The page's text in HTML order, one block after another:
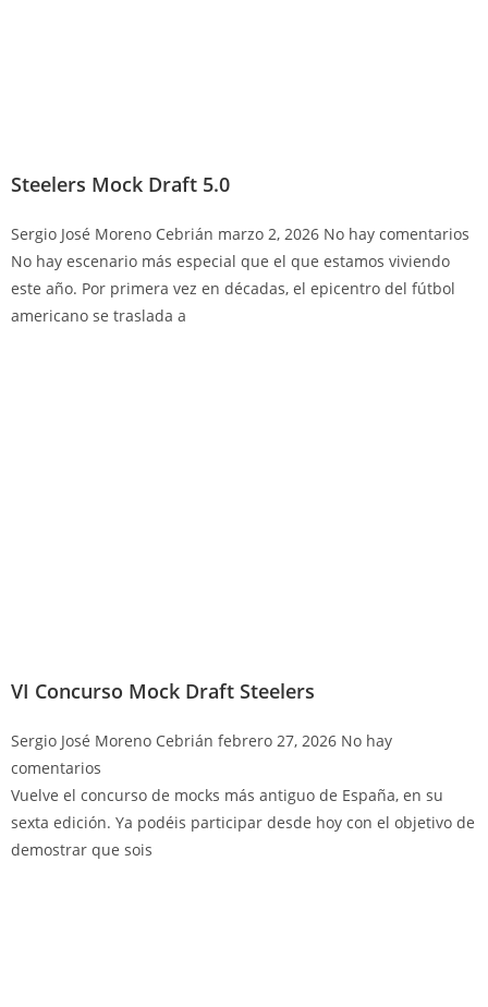
Steelers Mock Draft 5.0
Sergio José Moreno Cebrián marzo 2, 2026 No hay comentarios
No hay escenario más especial que el que estamos viviendo
este año. Por primera vez en décadas, el epicentro del fútbol
americano se traslada a
VI Concurso Mock Draft Steelers
Sergio José Moreno Cebrián febrero 27, 2026 No hay
comentarios
Vuelve el concurso de mocks más antiguo de España, en su
sexta edición. Ya podéis participar desde hoy con el objetivo de
demostrar que sois